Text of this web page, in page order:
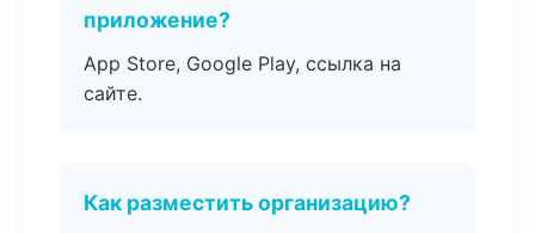
приложение?
App Store, Google Play, ссылка на
сайте.
Как разместить организацию?